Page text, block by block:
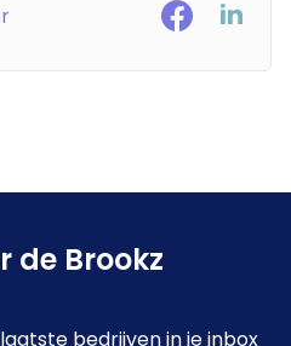
de Brookz
bedrijven in je inbox